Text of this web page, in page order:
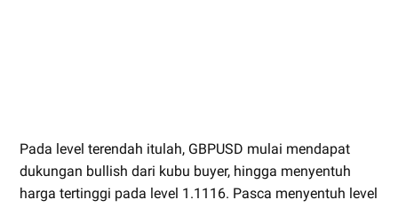
Pada level terendah itulah, GBPUSD mulai mendapat
dukungan bullish dari kubu buyer, hingga menyentuh
harga tertinggi pada level 1.1116. Pasca menyentuh level